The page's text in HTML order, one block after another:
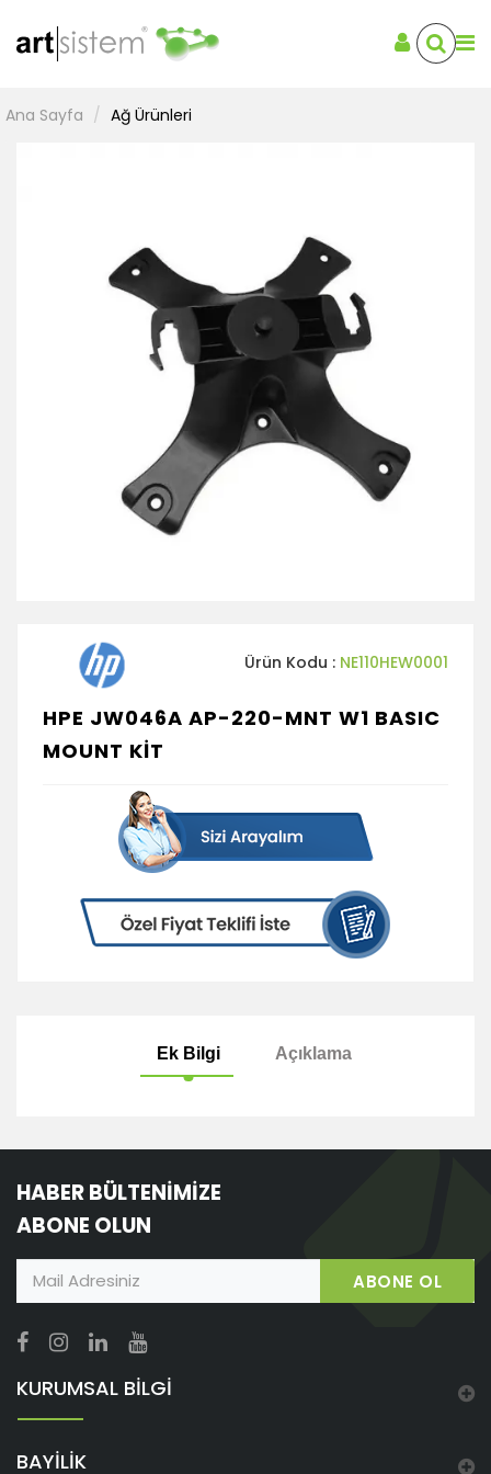
Ana Sayfa Ağ Ürünleri
Ürün Kodu : NE110HEW0001
HPE JW046A AP-220-MNT W1 BASIC
MOUNT KİT
HABER BÜLTENİMİZE
ABONE OLUN
ABONE OL
KURUMSAL BİLGİ
BAYİLİK